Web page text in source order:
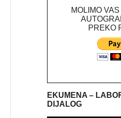
MOLIMO
PREKO
EKUMENA –
DIJALOG